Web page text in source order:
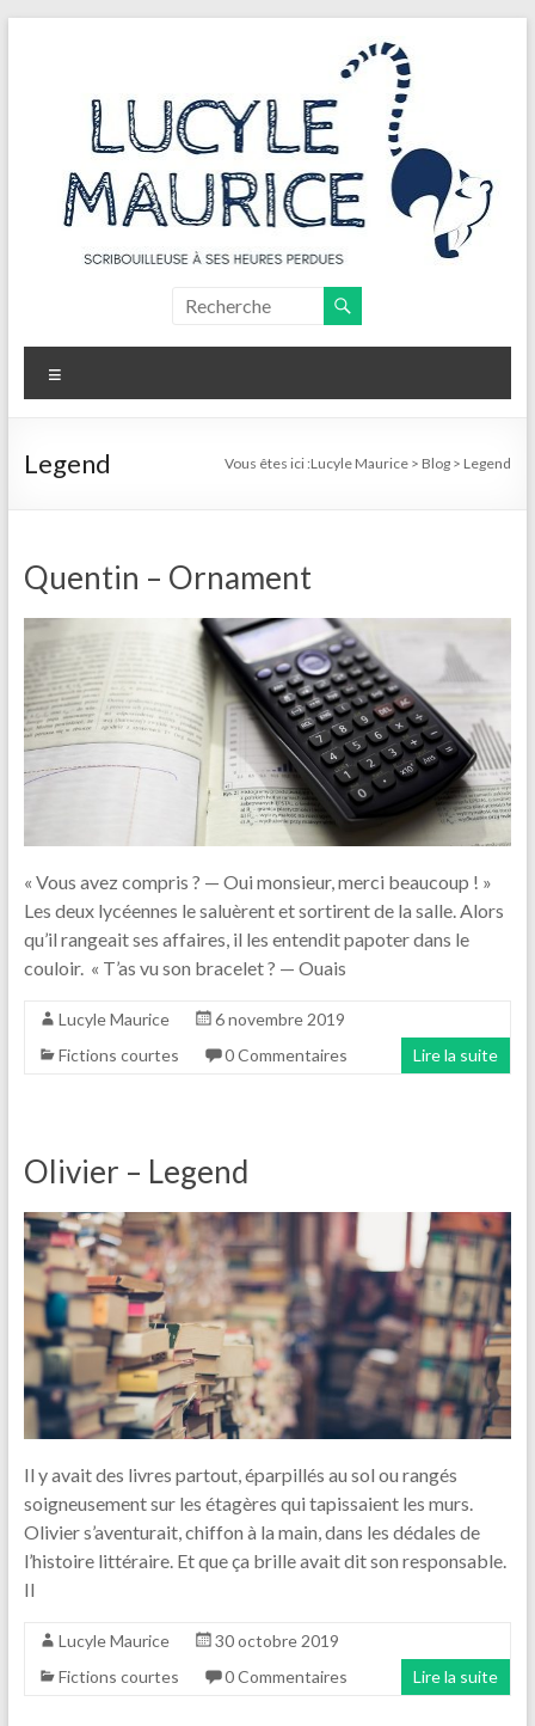
Maurice
Scribouilleuse
ses
heures
Legend Vous êtes ici :Lucyle Maurice > Blog > Legend
Quentin – Ornament
« Vous avez compris ? — Oui monsieur, merci beaucoup ! »
Les deux lycéennes le saluèrent et sortirent de la salle. Alors
qu’il rangeait ses affaires, il les entendit papoter dans le
couloir. « T’as vu son bracelet ? — Ouais
Lucyle Maurice
6 novembre 2019
Fictions courtes
0 Commentaires Lire la suite
Olivier – Legend
Il y avait des livres partout, éparpillés au sol ou rangés
soigneusement sur les étagères qui tapissaient les murs.
Olivier s’aventurait, chiffon à la main, dans les dédales de
l’histoire littéraire. Et que ça brille avait dit son responsable.
Il
Lucyle Maurice
30 octobre 2019
Fictions courtes
0 Commentaires Lire la suite